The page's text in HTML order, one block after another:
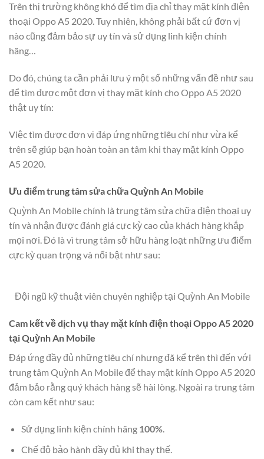
Trên thị trường không khó để tìm địa chỉ thay mặt kính điện
thoại Oppo A5 2020. Tuy nhiên, không phải bất cứ đơn vị
nào cũng đảm bảo sự uy tín và sử dụng linh kiện chính
hãng…
Do đó, chúng ta cần phải lưu ý một số những vấn đề như sau
để tìm được một đơn vị thay mặt kính cho Oppo A5 2020
thật uy tín:
Việc tìm được đơn vị đáp ứng những tiêu chí như vừa kể
trên sẽ giúp bạn hoàn toàn an tâm khi thay mặt kính Oppo
A5 2020.
Ưu điểm trung tâm sửa chữa Quỳnh An Mobile
Quỳnh An Mobile chính là trung tâm sửa chữa điện thoại uy
tín và nhận được đánh giá cực kỳ cao của khách hàng khắp
mọi nơi. Đó là vì trung tâm sở hữu hàng loạt những ưu điểm
cực kỳ quan trọng và nổi bật như sau:
Đội ngũ kỹ thuật viên chuyên nghiệp tại Quỳnh An Mobile
Cam kết về dịch vụ thay mặt kính điện thoại Oppo A5 2020
tại Quỳnh An Mobile
Đáp ứng đầy đủ những tiêu chí nhưng đã kể trên thì đến với
trung tâm Quỳnh An Mobile để thay mặt kính Oppo A5 2020
đảm bảo rằng quý khách hàng sẽ hài lòng. Ngoài ra trung tâm
còn cam kết như sau:
Sử dụng linh kiện chính hãng 100%.
Chế độ bảo hành đầy đủ khi thay thế.